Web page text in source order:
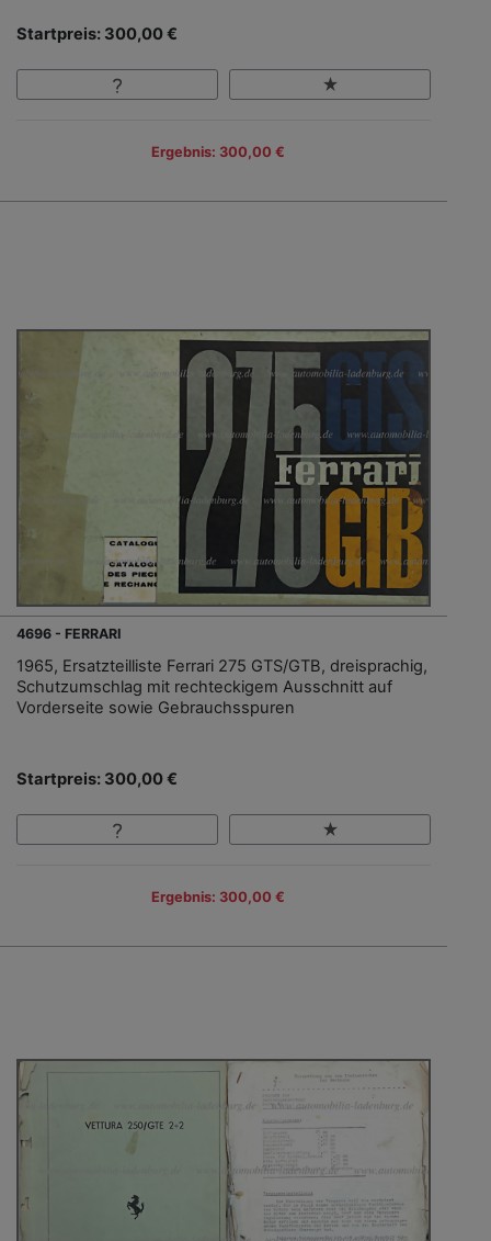
Startpreis: 300,00 €
Ergebnis: 300,00 €
4696 - FERRARI
1965, Ersatzteilliste Ferrari 275 GTS/GTB, dreisprachig,
Schutzumschlag mit rechteckigem Ausschnitt auf
Vorderseite sowie Gebrauchsspuren
Startpreis: 300,00 €
Ergebnis: 300,00 €